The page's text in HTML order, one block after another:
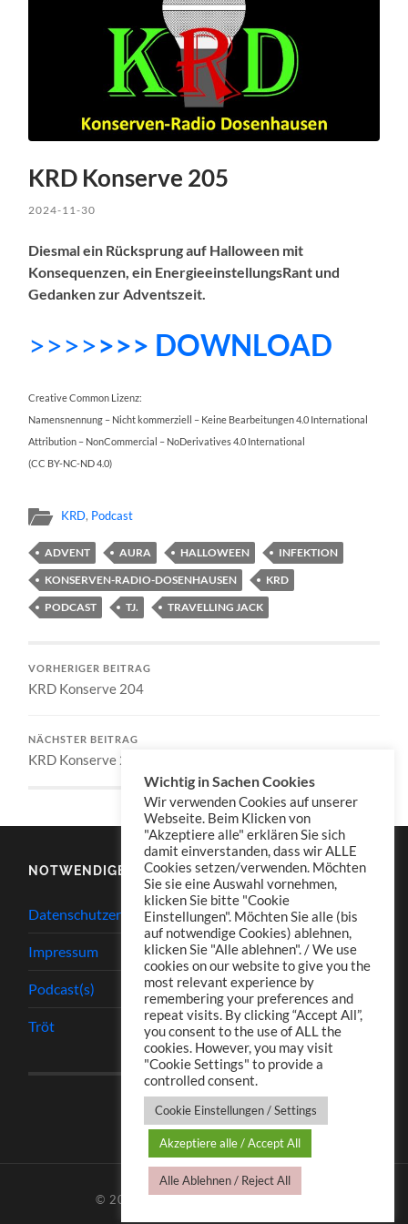
KRD Konserve 205
2024-11-30
Diesmal ein Rücksprung auf Halloween mit
Konsequenzen, ein EnergieeinstellungsRant und
Gedanken zur Adventszeit.
>>>>>>> DOWNLOAD
Creative Common Lizenz:
Namensnennung – Nicht kommerziell – Keine Bearbeitungen 4.0 International
Attribution – NonCommercial – NoDerivatives 4.0 International
(CC BY-NC-ND 4.0)
KRD, Podcast
ADVENT AURA HALLOWEEN
INFEKTION
KONSERVEN-RADIO-DOSENHAUSEN
KRD
PODCAST
TJ. TRAVELLING JACK
VORHERIGER BEITRAG
KRD Konserve 204
NÄCHSTER BEITRAG
KRD Konserve 206
NOTWENDIGES
Datenschutzerklärung
Impressum
Podcast(s)
Tröt
© 2026 TJ.S PODCASTS —HOCH ↑
Wichtig in Sachen Cookies
Wir verwenden Cookies auf unserer
Webseite. Beim Klicken von
"Akzeptiere alle" erklären Sie sich
damit einverstanden, dass wir ALLE
Cookies setzen/verwenden. Möchten
Sie sie eine Auswahl vornehmen,
klicken Sie bitte "Cookie
Einstellungen". Möchten Sie alle (bis
auf notwendige Cookies) ablehnen,
klicken Sie "Alle ablehnen". / We use
cookies on our website to give you the
most relevant experience by
remembering your preferences and
repeat visits. By clicking “Accept All”,
you consent to the use of ALL the
cookies. However, you may visit
"Cookie Settings" to provide a
controlled consent.
Cookie Einstellungen / Settings
Akzeptiere alle / Accept All
Alle Ablehnen / Reject All